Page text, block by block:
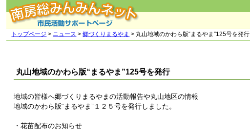
トップページ > ニュース >郷づくりまるやま > 丸山地域のかわら版“まるやま”125号を発行
丸山地域のかわら版“まるやま”125号を発行
地域の皆様へ郷づくりまるやまの活動報告や丸山地区の情報
地域のかわら版“まるやま”１２５号を発行しました。
・花苗配布のお知らせ